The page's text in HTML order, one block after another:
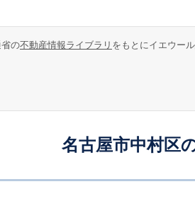
の不動産情報ライブラリ をもとにイエウー
名古屋市中村区